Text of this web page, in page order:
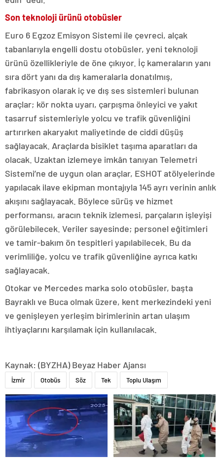
Son teknoloji ürünü otobüsler
Euro 6 Egzoz Emisyon Sistemi ile çevreci, alçak
tabanlarıyla engelli dostu otobüsler, yeni teknoloji
ürünü özellikleriyle de öne çıkıyor. İç kameraların yanı
sıra dört yanı da dış kameralarla donatılmış,
fabrikasyon olarak iç ve dış ses sistemleri bulunan
araçlar; kör nokta uyarı, çarpışma önleyici ve yakıt
tasarruf sistemleriyle yolcu ve trafik güvenliğini
artırırken akaryakıt maliyetinde de ciddi düşüş
sağlayacak. Araçlarda bisiklet taşıma aparatları da
olacak. Uzaktan izlemeye imkân tanıyan Telemetri
Sistemi’ne de uygun olan araçlar, ESHOT atölyelerinde
yapılacak ilave ekipman montajıyla 145 ayrı verinin anlık
akışını sağlayacak. Böylece sürüş ve hizmet
performansı, aracın teknik izlemesi, parçaların işleyişi
görülebilecek. Veriler sayesinde; personel eğitimleri
ve tamir-bakım ön tespitleri yapılabilecek. Bu da
verimliliğe, yolcu ve trafik güvenliğine ayrıca katkı
sağlayacak.
Otokar ve Mercedes marka solo otobüsler, başta
Bayraklı ve Buca olmak üzere, kent merkezindeki yeni
ve genişleyen yerleşim birimlerinin artan ulaşım
ihtiyaçlarını karşılamak için kullanılacak.
Kaynak: (BYZHA) Beyaz Haber Ajansı
İzmir Otobüs Söz Tek Toplu Ulaşım